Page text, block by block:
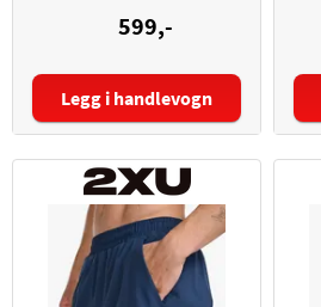
599,-
Størrelse:
Legg i handlevogn